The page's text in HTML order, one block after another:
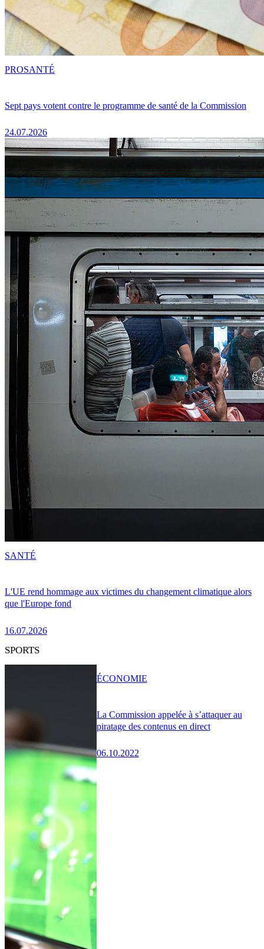
Sept pays votent contre le programme de santé de la Commission
24.07.2026
PROSANTÉ
L'UE rend hommage aux victimes du changement climatique alors
que l'Europe fond
16.07.2026
SANTÉ
SPORTS
La Commission appelée à s’attaquer au
piratage des contenus en direct
06.10.2022
ÉCONOMIE